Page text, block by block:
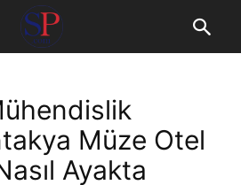
Müze Otel
Ayakta